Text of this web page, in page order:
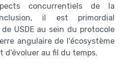
concurrentiels de la
il est primordial
USDE au sein du protocole
angulaire de l'écosystème
d'évoluer au fil du temps.